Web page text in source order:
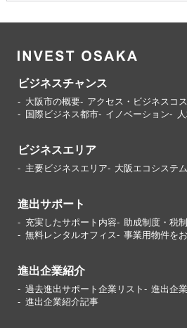
ビジネスチャンス
大阪市の概要 アクセス・ビジネスコ
国際ビジネス都市
イノベーション
ビジネスエリア
主要ビジネスエリア 大阪エコシステ
進出サポート
充実したサポート内容
助成制度・税
無料レンタルオフィス
事業用物件を
進出企業紹介
過去進出サポート企業リスト
進出企
進出企業紹介記事